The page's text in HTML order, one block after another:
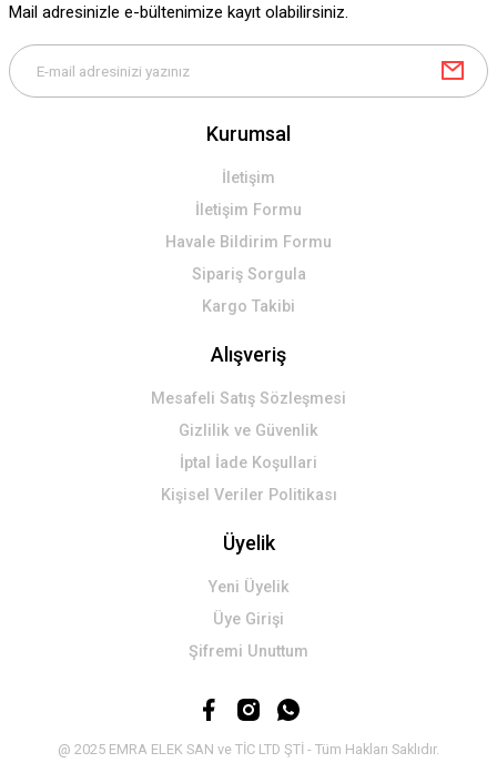
Mail adresinizle e-bültenimize kayıt olabilirsiniz.
Kurumsal
İletişim
İletişim Formu
Havale Bildirim Formu
Sipariş Sorgula
Kargo Takibi
Alışveriş
Mesafeli Satış Sözleşmesi
Gizlilik ve Güvenlik
İptal İade Koşullari
Kişisel Veriler Politikası
Üyelik
Yeni Üyelik
Üye Girişi
Şifremi Unuttum
@ 2025 EMRA ELEK SAN ve TİC LTD ŞTİ - Tüm Hakları Saklıdır.